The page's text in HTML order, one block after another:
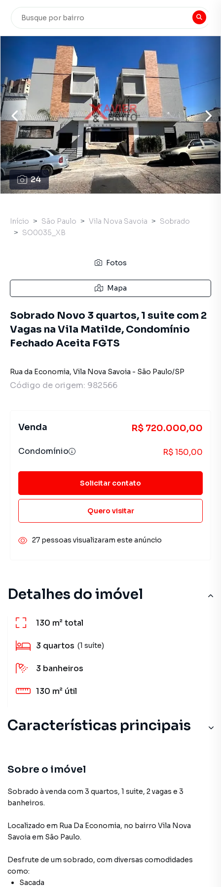
24
Detalhes do imóvel
130 m²total
3 quartos (1 suíte)
3 banheiros
130 m² útil
Características principais
Sobre o imóvel
Sobrado à venda com 3 quartos, 1 suite, 2 vagas e 3
banheiros.
Localizado em Rua Da Economia, no bairro Vila Nova
Savoia em São Paulo.
Desfrute de um sobrado, com diversas comodidades
como:
Sacada
Início São Paulo Vila Nova Savoia
Sobrado
SO0035_XB
Fotos
Mapa
Sobrado Novo 3 quartos, 1 suite com 2
Vagas na Vila Matilde, Condomínio
Fechado Aceita FGTS
Rua da Economia, Vila Nova Savoia - São Paulo/SP
Código de origem: 982566
Venda R$ 720.000,00
Condomínio R$ 150,00
Solicitar contato
Quero visitar
27 pessoas visualizaram este anúncio